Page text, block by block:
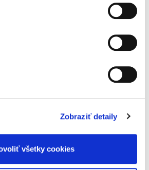
Zobraziť detaily
všetky cookies
Dagmar Fillová,Miloš Hrvol
ale najmä z praktických